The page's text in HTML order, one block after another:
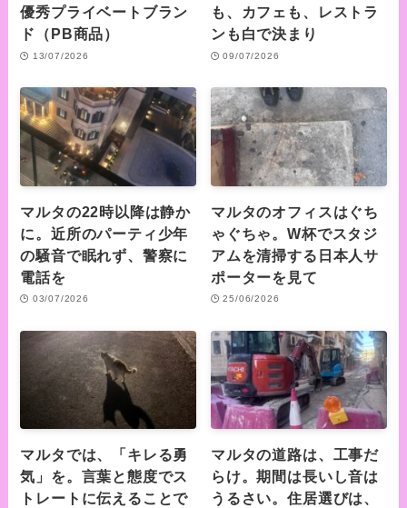
優秀プライベートブラン
ド（PB商品）
13/07/2026
も、カフェも、レストラ
ンも白で決まり
09/07/2026
マルタの22時以降は静か
に。近所のパーティ少年
の騒音で眠れず、警察に
電話を
03/07/2026
マルタのオフィスはぐち
ゃぐちゃ。W杯でスタジ
アムを清掃する日本人サ
ポーターを見て
25/06/2026
マルタでは、「キレる勇
気」を。言葉と態度でス
トレートに伝えることで
マルタの道路は、工事だ
らけ。期間は長いし音は
うるさい。住居選びは、